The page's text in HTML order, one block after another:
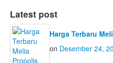
Latest post
Harga Terbaru
on Desember 24,